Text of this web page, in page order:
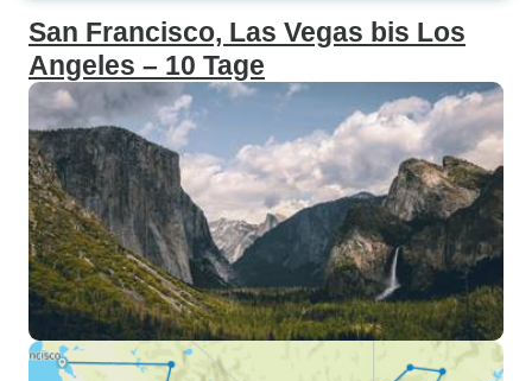
San Francisco, Las Vegas bis Los
Angeles – 10 Tage